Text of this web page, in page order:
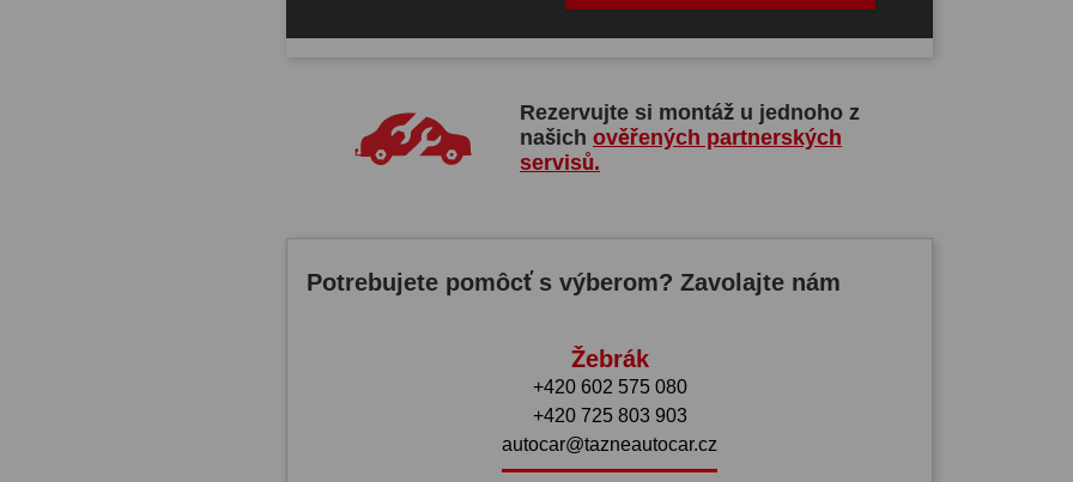
Rezervujte si montáž u jednoho z
našich ověřených partnerských
servisů.
Potrebujete pomôcť s výberom? Zavolajte nám
Žebrák
+420 602 575 080
+420 725 803 903
autocar@tazneautocar.cz